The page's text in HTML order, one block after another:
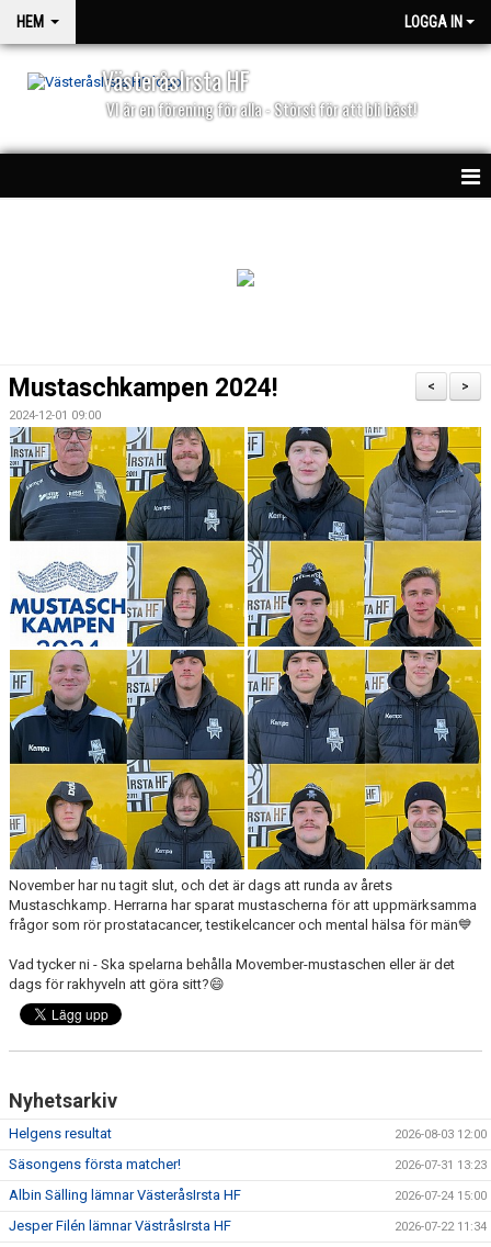
HEM LOGGA IN
VästeråsIrsta HF
VI är en förening för alla - Störst för att bli bäst!
MATCHER
>
<
Mustaschkampen 2024!
2024-12-01 09:00
November har nu tagit slut, och det är dags att runda av årets
Mustaschkamp. Herrarna har sparat mustascherna för att uppmärksamma
frågor som rör prostatacancer, testikelcancer och mental hälsa för män💙
Vad tycker ni - Ska spelarna behålla Movember-mustaschen eller är det
dags för rakhyveln att göra sitt?😄
Nyhetsarkiv
Helgens resultat 2026-08-03 12:00
Säsongens första matcher! 2026-07-31 13:23
Albin Sälling lämnar VästeråsIrsta HF 2026-07-24 15:00
Jesper Filén lämnar VästråsIrsta HF 2026-07-22 11:34